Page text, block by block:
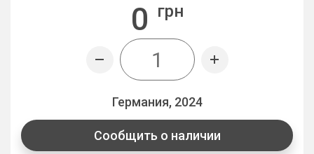
0 грн
Германия, 2024
Сообщить о наличии